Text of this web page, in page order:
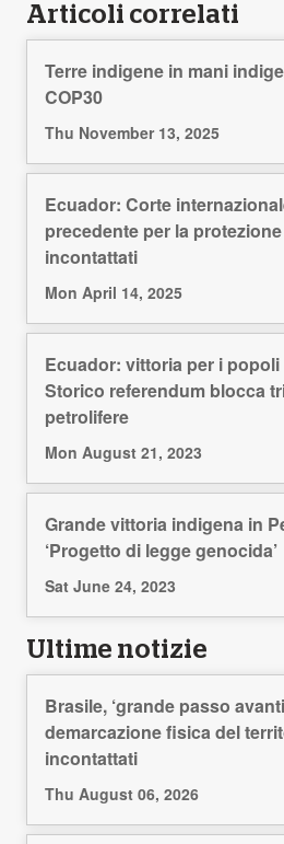
Articoli correlati
Terre indigene in mani
COP30
Thu November 13, 2025
Ecuador: Corte
precedente per la
incontattati
Mon April 14, 2025
Ecuador: vittoria per i
Storico referendum blocca
petrolifere
Mon August 21, 2023
Grande vittoria indigena in
‘Progetto di legge genocida’
Sat June 24, 2023
Ultime notizie
Brasile, ‘grande passo
demarcazione fisica del
incontattati
Thu August 06, 2026